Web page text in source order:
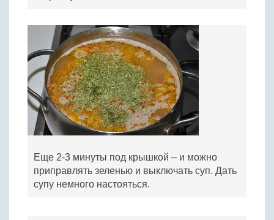
Еще 2-3 минуты под крышкой – и можно
приправлять зеленью и выключать суп. Дать
супу немного настояться.